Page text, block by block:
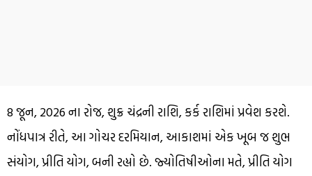
8 જૂન, 2026 ના રોજ, શુક્ર ચંદ્રની રાશિ, કર્ક રાશિમાં પ્રવેશ કરશે.
નોંધપાત્ર રીતે, આ ગોચર દરમિયાન, આકાશમાં એક ખૂબ જ શુભ
સંયોગ, પ્રીતિ યોગ, બની રહ્યો છે. જ્યોતિષીઓના મતે, પ્રીતિ યોગ